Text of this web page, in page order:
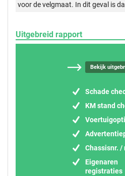
voor de velgmaat. In dit geval is
Uitgebreid rapport
Bekijk
Schade
KM stand
Chassisnr. /
Eigenaren
registraties